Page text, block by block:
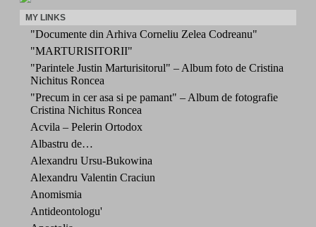
MY LINKS
"Documente din Arhiva Corneliu Zelea Codreanu"
"MARTURISITORII"
"Parintele Justin Marturisitorul" – Album foto de Cristina
Nichitus Roncea
"Precum in cer asa si pe pamant" – Album de fotografie
Cristina Nichitus Roncea
Acvila – Pelerin Ortodox
Albastru de…
Alexandru Ursu-Bukowina
Alexandru Valentin Craciun
Anomismia
Antideontologu'